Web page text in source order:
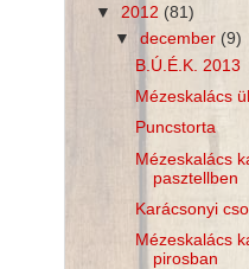
▼ 2012 (81)
▼december (9)
B.Ú.É.K. 2013
Mézeskalács
Puncstorta
Mézeskalács
pasztellben
Karácsonyi
Mézeskalács
pirosban